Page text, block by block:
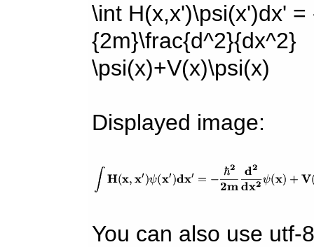
\int H(x,x')\psi(x')dx'
{2m}\frac{d^2}{dx^2}
\psi(x)+V(x)\psi(x)
Displayed image:
You can also use utf-